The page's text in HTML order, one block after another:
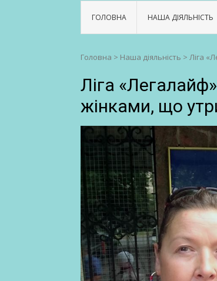
ГОЛОВНА НАША ДІЯЛЬНІСТЬ
Головна > Наша діяльність > Ліга
Ліга
жінками, що